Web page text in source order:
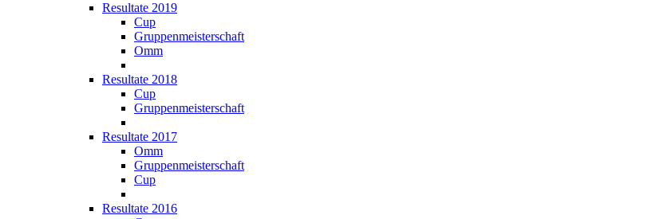
Resultate 2019
Cup
Gruppenmeisterschaft
Omm
Resultate 2018
Cup
Gruppenmeisterschaft
Resultate 2017
Omm
Gruppenmeisterschaft
Cup
Resultate 2016